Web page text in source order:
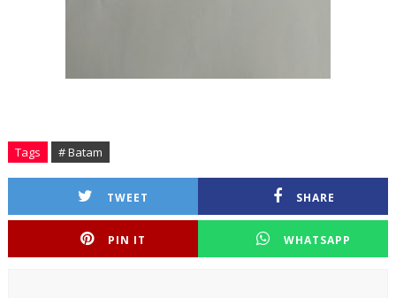
Tags # Batam
TWEET SHARE
PIN IT WHATSAPP